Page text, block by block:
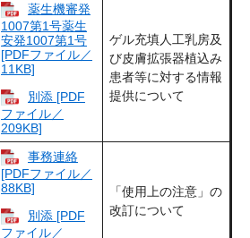
薬生機審発
1007第1号薬生
安発1007第1号
[PDFファイル／
11KB]
別添 [PDF
ファイル／
209KB]
ゲル充填人工乳房及
び皮膚拡張器植込み
患者等に対する情報
提供について
事務連絡
[PDFファイル／
88KB]
別添 [PDF
ファイル／
「使用上の注意」の
改訂について